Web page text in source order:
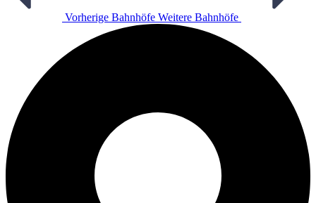
Vorherige Bahnhöfe Weitere Bahnhöfe